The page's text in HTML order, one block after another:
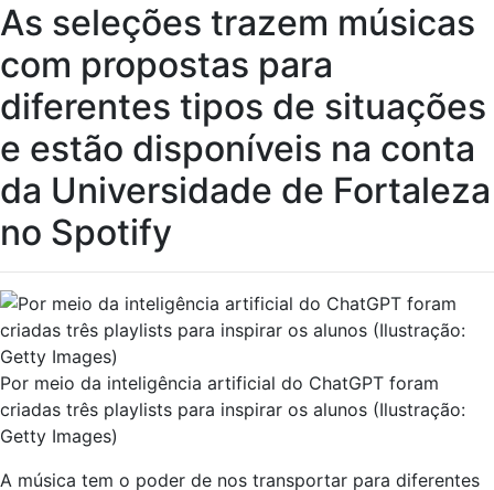
As seleções trazem músicas
com propostas para
diferentes tipos de situações
e estão disponíveis na conta
da Universidade de Fortaleza
no Spotify
Por meio da inteligência artificial do ChatGPT foram
criadas três playlists para inspirar os alunos (Ilustração:
Getty Images)
A música tem o poder de nos transportar para diferentes